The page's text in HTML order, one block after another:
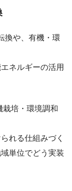
換や、有機・環
ネルギーの活用
栽培・環境調和
れる仕組みづく
単位でどう実装